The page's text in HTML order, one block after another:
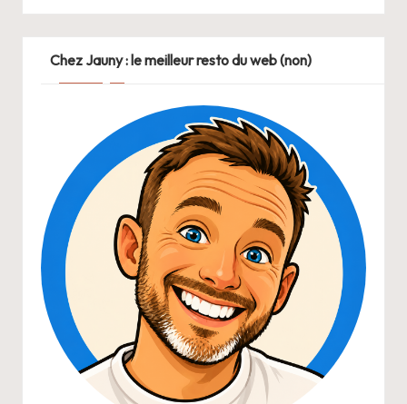
Chez Jauny : le meilleur resto du web (non)